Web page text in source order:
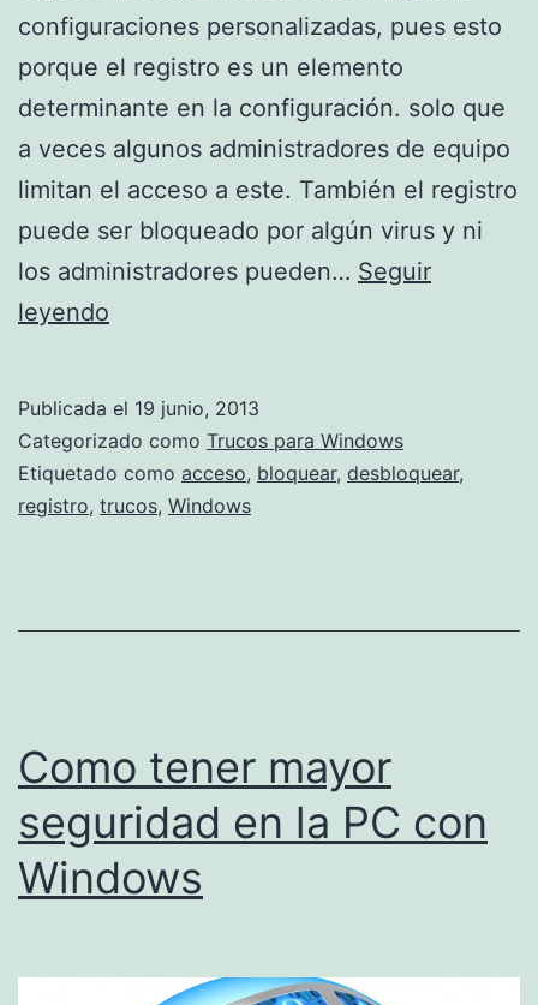
configuraciones personalizadas, pues esto
porque el registro es un elemento
determinante en la configuración. solo que
a veces algunos administradores de equipo
limitan el acceso a este. También el registro
puede ser bloqueado por algún virus y ni
los administradores pueden… Seguir
leyendo
el
acceso
al
Windows
Publicada el 19 junio, 2013
Categorizado como Trucos para Windows
Etiquetado como acceso, bloquear, desbloquear,
registro, trucos, Windows
Como tener mayor
seguridad en la PC con
Windows